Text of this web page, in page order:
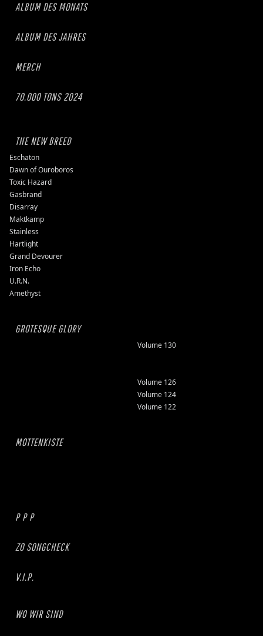
ALBUM DES MONATS
ALBUM DES JAHRES
MERCH
70.000 TONS 2024
THE NEW BREED
Eschaton
Dawn of Ouroboros
Toxic Hazard
Gasbrand
Disarray
Maktkamp
Stainless
Hartlight
Grand Devourer
Iron Echo
U.R.N.
Amethyst
GROTESQUE GLORY
Volume 130
Volume 126
Volume 124
Volume 122
MOTTENKISTE
P P P
ZO SONGCHECK
V.I.P.
WO WIR SIND